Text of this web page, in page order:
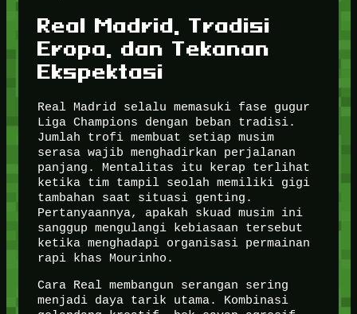
Real Madrid, Tradisi
Eropa, dan Tekanan
Ekspektasi
Real Madrid selalu memasuki fase gugur
Liga Champions dengan beban tradisi.
Jumlah trofi membuat setiap musim
serasa wajib menghadirkan perjalanan
panjang. Mentalitas itu kerap terlihat
ketika tim tampil seolah memiliki gigi
tambahan saat situasi genting.
Pertanyaannya, apakah skuad musim ini
sanggup mengulangi kebiasaan tersebut
ketika menghadapi organisasi permainan
rapi khas Mourinho.
Cara Real membangun serangan sering
menjadi daya tarik utama. Kombinasi